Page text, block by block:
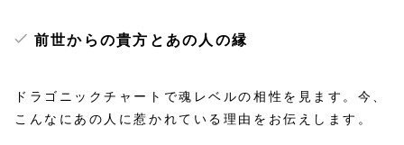
前世からの貴方とあの人の縁
ドラゴニックチャートで魂レベルの相性を見ます。今、
こんなにあの人に惹かれている理由をお伝えします。